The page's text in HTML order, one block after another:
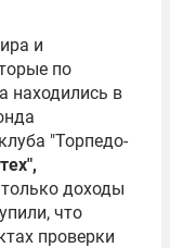
и
по
находились в
"Торпедо-
доходы
что
проверки